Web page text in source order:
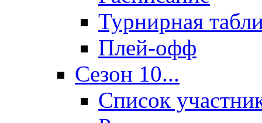
Турнирная
Плей-офф
Сезон 10...
Список